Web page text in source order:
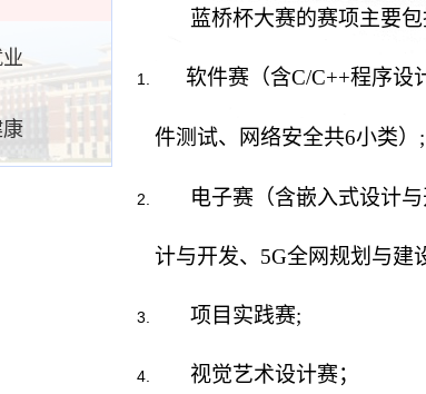
蓝桥杯大赛的赛项主要
软件赛（含C/C++程序设
件测试、网络安全共6小类） ;
电子赛（含嵌入式设计
计与开发、 5G全网规划与建
项目实践赛;
视觉艺术设计赛；